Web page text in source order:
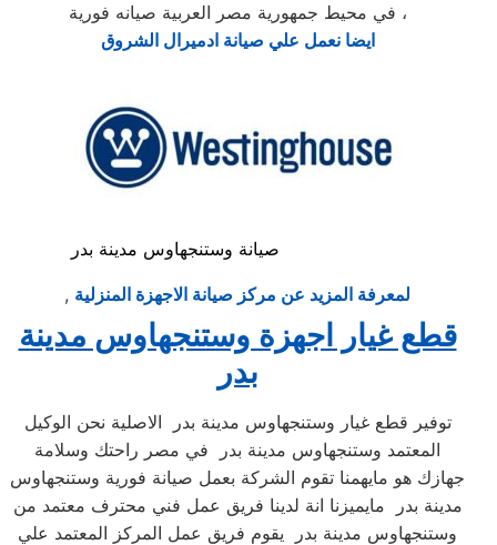
في محيط جمهورية مصر العربية صيانه فورية ،
ايضا نعمل علي صيانة ادميرال الشروق
صيانة وستنجهاوس مدينة بدر
, لمعرفة المزيد عن مركز صيانة الاجهزة المنزلية
قطع غيار اجهزة وستنجهاوس مدينة
بدر
توفير قطع غيار وستنجهاوس مدينة بدر الاصلية نحن الوكيل
المعتمد وستنجهاوس مدينة بدر في مصر راحتك وسلامة
جهازك هو مايهمنا تقوم الشركة بعمل صيانة فورية وستنجهاوس
مدينة بدر مايميزنا انة لدينا فريق عمل فني محترف معتمد من
وستنجهاوس مدينة بدر يقوم فريق عمل المركز المعتمد علي